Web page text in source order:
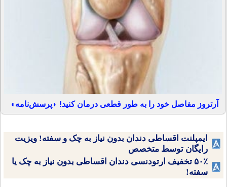
آرتروز مفاصل خود را به طور قطعی درمان کنید! ◗پرسش‌نامه◖
ایمپلنت اقساطی دندان بدون نیاز به چک و سفته! ویزیت
رایگان توسط متخصص
۵۰٪ تخفیف ارتودنسی دندان اقساطی بدون نیاز به چک یا
سفته!